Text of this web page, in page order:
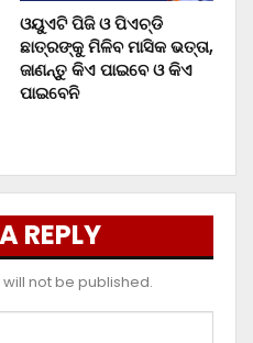
ଓୟୁଏଟି ପିଜି ଓ ପିଏଚ୍‌ଡି
ଛାତ୍ରଙ୍କୁ ମିଳିବ ମାସିକ ଭତ୍ତା,
ଜାଣନ୍ତୁ କିଏ ପାଇବେ ଓ କିଏ
ପାଇବେନି
REPLY
not be published.